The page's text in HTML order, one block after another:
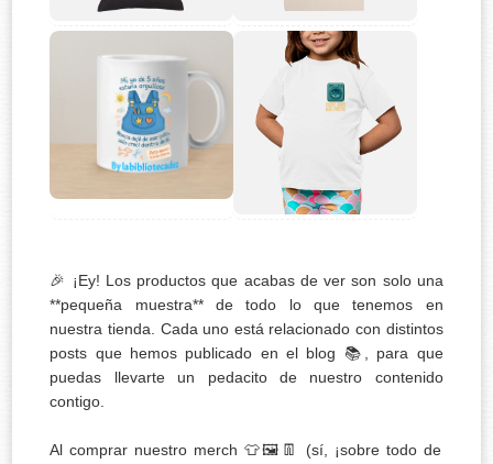
🎉 ¡Ey! Los productos que acabas de ver son solo una
**pequeña muestra** de todo lo que tenemos en
nuestra tienda. Cada uno está relacionado con distintos
posts que hemos publicado en el blog 📚, para que
puedas llevarte un pedacito de nuestro contenido
contigo.
Al comprar nuestro merch 👕🖼️👖 (sí, ¡sobre todo de